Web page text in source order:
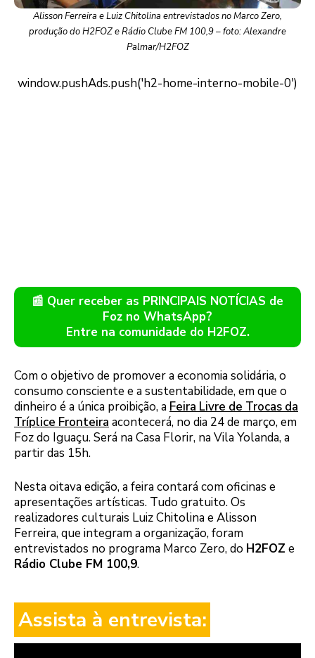
Alisson Ferreira e Luiz Chitolina entrevistados no Marco Zero,
produção do H2FOZ e Rádio Clube FM 100,9 – foto: Alexandre
Palmar/H2FOZ
📰 Quer receber as PRINCIPAIS NOTÍCIAS de
Foz no WhatsApp?
Entre na comunidade do H2FOZ.
Com o objetivo de promover a economia solidária, o
consumo consciente e a sustentabilidade, em que o
dinheiro é a única proibição, a Feira Livre de Trocas da
Tríplice Fronteira acontecerá, no dia 24 de março, em
Foz do Iguaçu. Será na Casa Florir, na Vila Yolanda, a
partir das 15h.
Nesta oitava edição, a feira contará com oficinas e
apresentações artísticas. Tudo gratuito. Os
realizadores culturais Luiz Chitolina e Alisson
Ferreira, que integram a organização, foram
entrevistados no programa Marco Zero, do H2FOZ e
Rádio Clube FM 100,9.
Assista à entrevista: